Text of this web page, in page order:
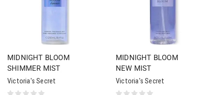
MIDNIGHT BLOOM
SHIMMER MIST
Victoria's Secret
MIDNIGHT BLOOM
NEW MIST
Victoria's Secret